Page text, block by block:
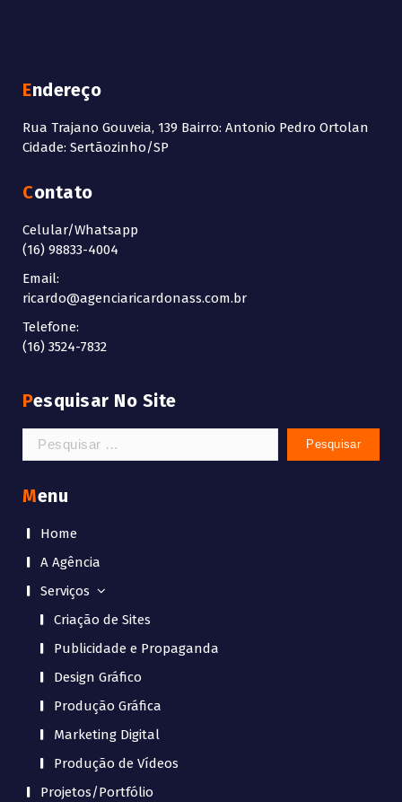
Endereço
Rua Trajano Gouveia, 139 Bairro: Antonio Pedro Ortolan
Cidade: Sertãozinho/SP
Contato
Celular/Whatsapp
(16) 98833-4004
Email:
ricardo@agenciaricardonass.com.br
Telefone:
(16) 3524-7832
Pesquisar No Site
Pesquisar
por:
Menu
Home
A Agência
Serviços
Criação de Sites
Publicidade e Propaganda
Design Gráfico
Produção Gráfica
Marketing Digital
Produção de Vídeos
Projetos/Portfólio